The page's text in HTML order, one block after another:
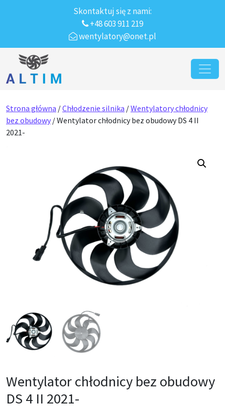
Skontaktuj się z nami:
+48 603 911 219
wentylatory@onet.pl
Przejdź do treści
Main Navigation
Strona główna /Chłodzenie silnika /Wentylatory chłodnicy
bez obudowy / Wentylator chłodnicy bez obudowy DS 4 II
2021-
Wentylator chłodnicy bez obudowy
DS 4 II 2021-